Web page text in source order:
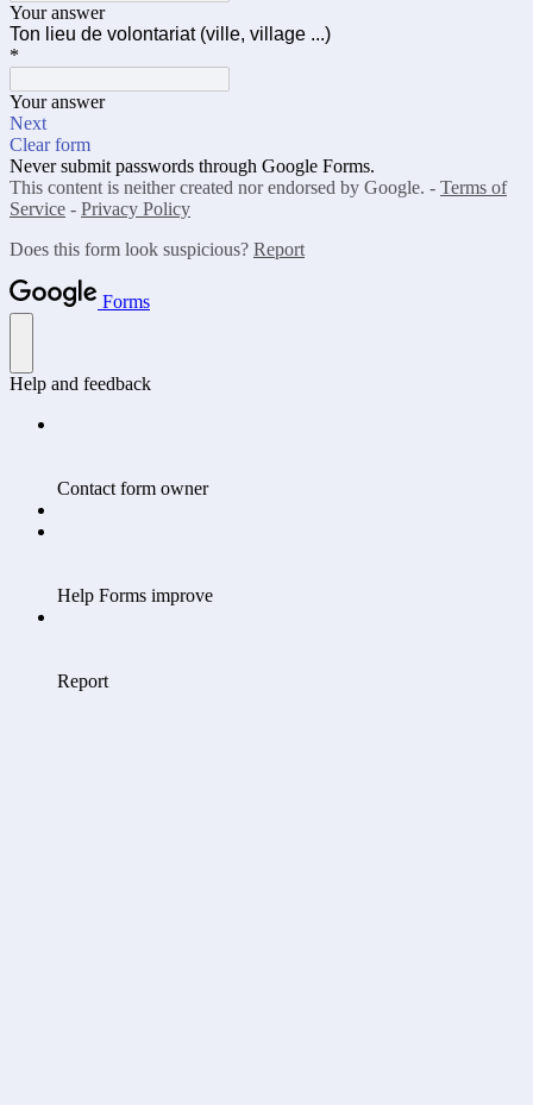
Your answer
Ton lieu de volontariat (ville, village ...)
*
Your answer
Next
Clear form
Never submit passwords through Google Forms.
This content is neither created nor endorsed by Google. - Terms of
Service - Privacy Policy
Does this form look suspicious? Report
Forms
Help and feedback
Contact form owner
Help Forms improve
Report